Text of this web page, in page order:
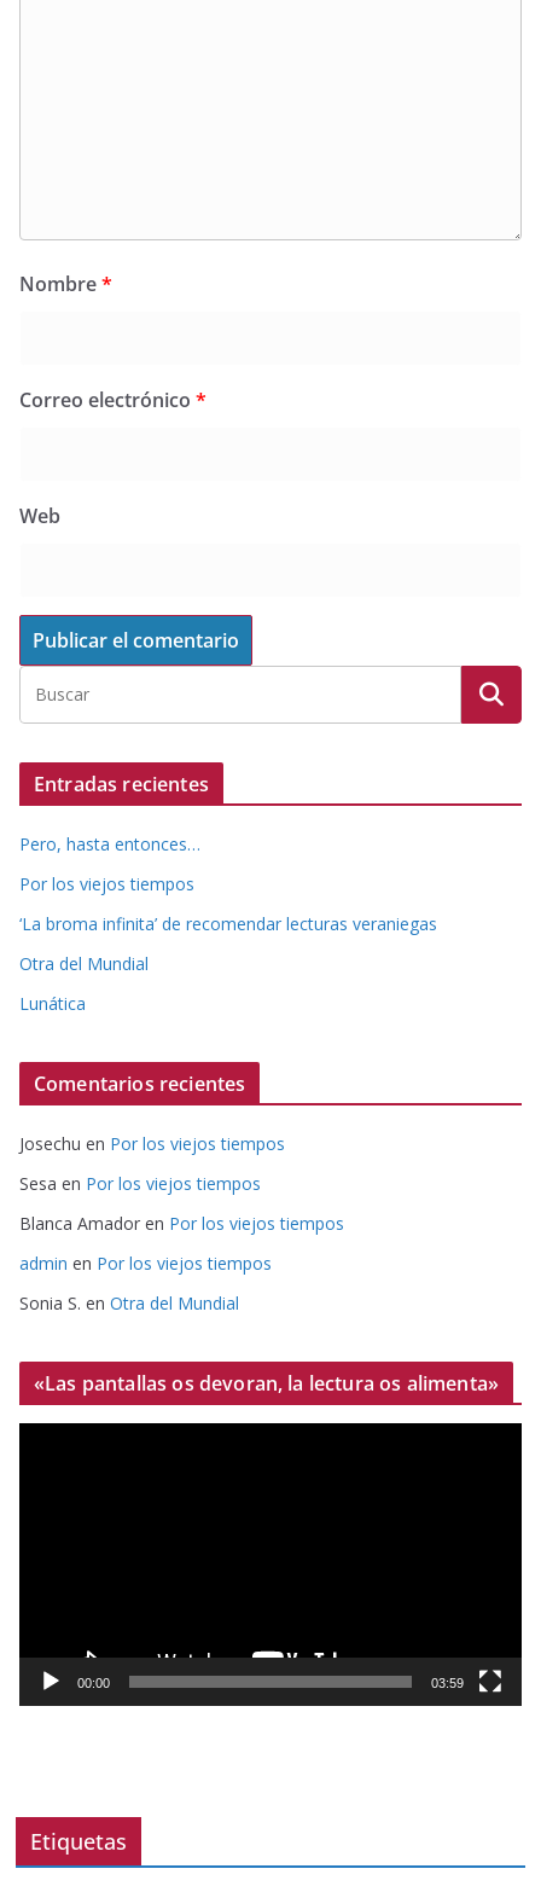
Nombre*
Correo electrónico *
Web
Entradas recientes
Pero, hasta entonces…
Por los viejos tiempos
‘La broma infinita’ de recomendar lecturas veraniegas
Otra del Mundial
Lunática
Comentarios recientes
Josechu en Por los viejos tiempos
Sesa en Por los viejos tiempos
Blanca Amador en Por los viejos tiempos
admin en Por los viejos tiempos
Sonia S. en Otra del Mundial
«Las pantallas os devoran, la lectura os alimenta»
o
í
00:00 03:59
Etiquetas